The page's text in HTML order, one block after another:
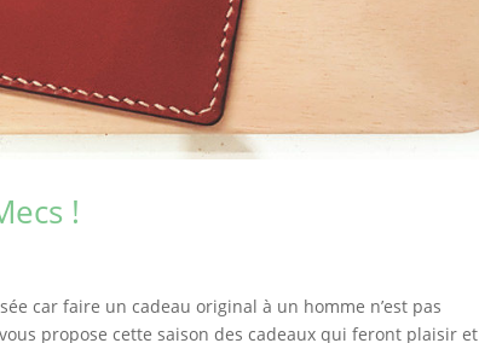
!
car faire un cadeau original à un homme n’est pas
propose cette saison des cadeaux qui feront plaisir et